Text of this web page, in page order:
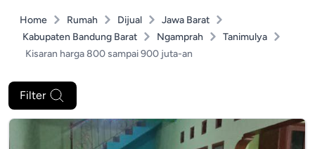
Home Rumah Dijual
Jawa Barat
Kabupaten Bandung Barat
Ngamprah
Tanimulya
Kisaran harga 800 sampai 900 juta-an
Filter